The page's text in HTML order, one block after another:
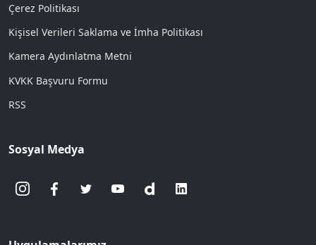
Çerez Politikası
Kişisel Verileri Saklama ve İmha Politikası
Kamera Aydınlatma Metni
KVKK Başvuru Formu
RSS
Sosyal Medya